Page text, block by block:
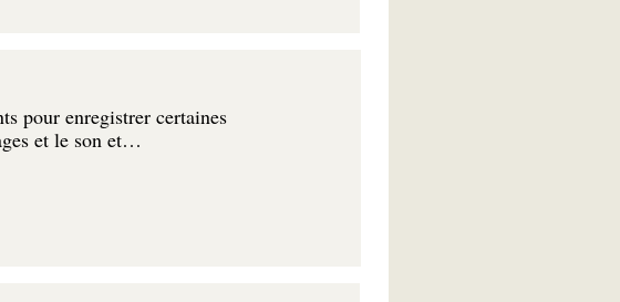
pour enregistrer certaines
et le son et…